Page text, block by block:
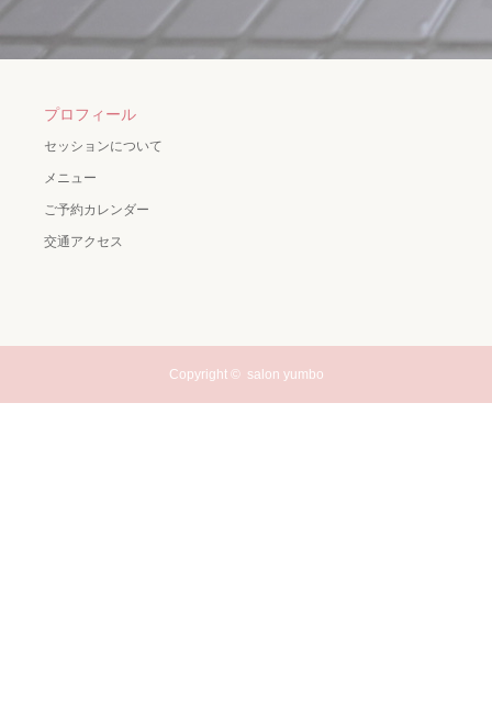
プロフィール
セッションについて
メニュー
ご予約カレンダー
交通アクセス
Copyright © salon yumbo